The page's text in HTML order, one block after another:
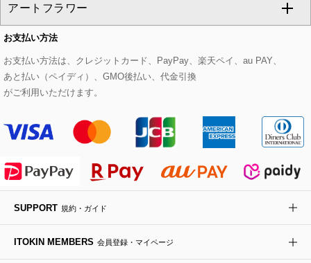
eur3
Maison de CINQ
MK MICHEL KLEIN BAG
re:edition project 165
スウェット・ジャージー
その他のトップス
セットアップパンツ
セットアップスカート
セットアップワンピース
チェスターコート
モッズコート
ステンカラーコート
ライダースジャケット
デニムジャケット
ダウンジャケット・コート
その他のコート・ブルゾン
ベルト・サスペンダー
帽子
ヘアアクセサリー
ハンカチ・バンダナ
手袋
チャーム・ストラップ
ピアス・イヤリング
ブレスレット・バングル
ブローチ・コサージュ
トートバッグ
ショルダーバッグ
ボストンバッグ
バックパック・リュック
ボディバッグ・メッセンジャーバッグ
トラベルバッグ
ビジネスバッグ
すべてのシューズ
パンプス
スニーカー
フラットシューズ
ローファー
ドレスシューズ
サンダル・ミュール
アートフラワー
すべてのアートフラワー
ローズ
カサブランカ・カラー
ラナンキュラス
ポプリアレンジ＆フレグランス
お支払い方法
お支払い方法は、クレジットカード、PayPay、楽天ペイ、au PAY、
あと払い（ペイディ）、GMO後払い、代金引換
がご利用いただけます。
SUPPORT 規約・ガイド
ITOKIN MEMBERS 会員登録・マイページ